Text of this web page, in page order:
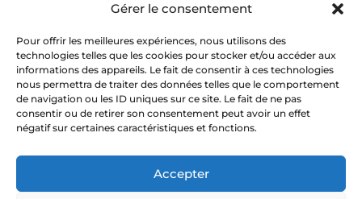
Gérer le consentement
Pour offrir les meilleures expériences, nous utilisons des
technologies telles que les cookies pour stocker et/ou accéder aux
informations des appareils. Le fait de consentir à ces technologies
nous permettra de traiter des données telles que le comportement
de navigation ou les ID uniques sur ce site. Le fait de ne pas
consentir ou de retirer son consentement peut avoir un effet
négatif sur certaines caractéristiques et fonctions.
Accepter
Football
Rugby
Athlétisme
Autres sports
Vestiaires / Gymnases